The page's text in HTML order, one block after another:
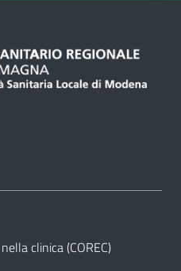
clinica (COREC)